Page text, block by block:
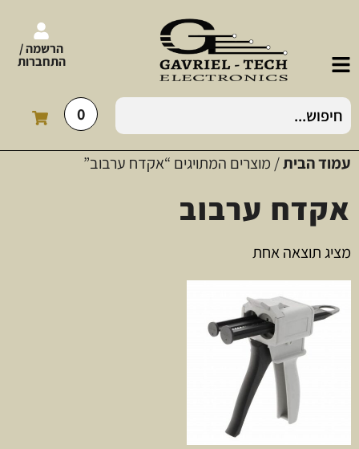
הרשמה /
התחברות
0
עמוד הבית/ מוצרים המתויגים “אקדח ערבוב”
אקדח ערבוב
מציג תוצאה אחת